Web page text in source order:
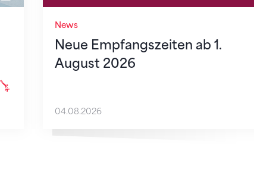
News
Neue Empfangszeiten ab 1.
August 2026
04.08.2026